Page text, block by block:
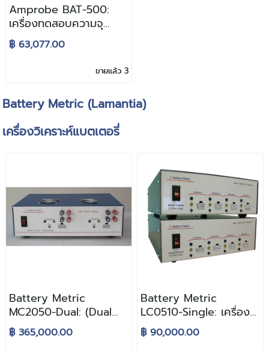
Amprobe BAT-500:
เครื่องทดสอบความจุ
แบตเตอรี่
฿ 63,077.00
ขายแล้ว 3
Battery Metric (Lamantia)
เครื่องวิเคราะห์แบตเตอรี่
Battery Metric
MC2050-Dual: (Dual
Channel Battery
Analyzer 20V/5A)
฿ 365,000.00
Battery Metric
LC0510-Single: เครื่อง
วิเคราะห์ประสิทธิภาพ
แบตเตอรี่กระแสต่ำ
฿ 90,000.00